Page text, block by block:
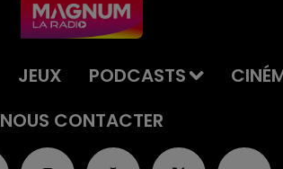
JEUX PODCASTS
NOUS CONTACTER